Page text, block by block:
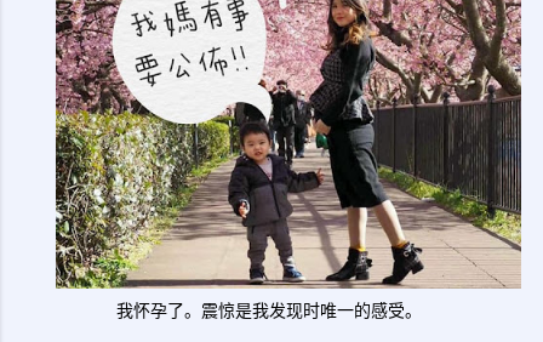
我怀孕了。震惊是我发现时唯一的感受。